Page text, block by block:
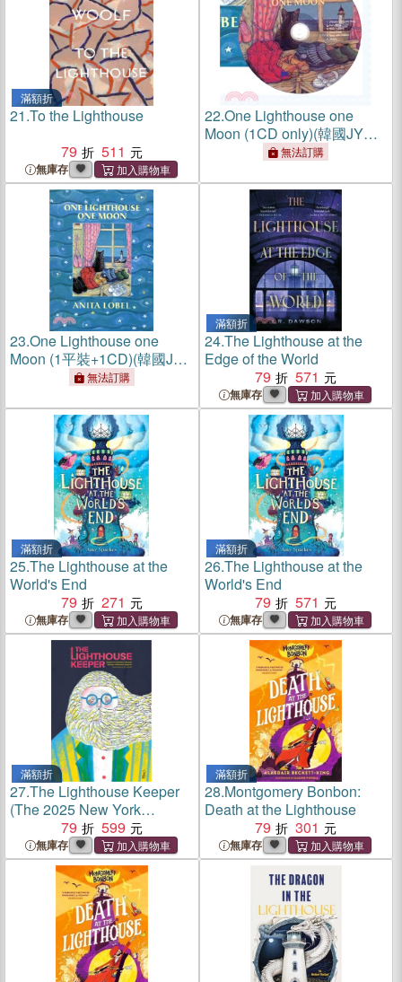
滿額折
21.To the Lighthouse
79
511
無庫存
22.One Lighthouse one
Moon (1CD only)(韓國JY
無法訂購
23.One Lighthouse one
Moon (1平裝+1CD)(韓國JY
無法訂購
滿額折
24.The Lighthouse at the
Edge of the World
79
571
無庫存
滿額折
25.The Lighthouse at the
World's End
79
271
無庫存
滿額折
26.The Lighthouse at the
World's End
79
571
無庫存
滿額折
27.The Lighthouse Keeper
(The 2025 New York
Times/New York Public
Library Best Illustrated
Children's Books)
79 599
無庫存
滿額折
28.Montgomery Bonbon:
Death at the Lighthouse
79
301
無庫存